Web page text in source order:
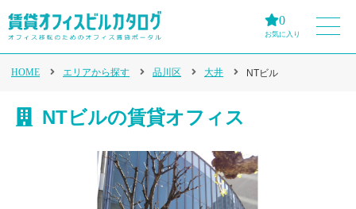
0
お気に入り
HOME エリアから探す 品川区 大井 NTビル
NTビルの賃貸オフィス